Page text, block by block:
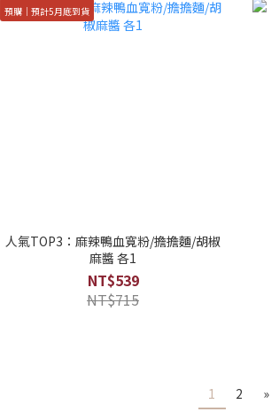
預購｜預計5月底到貨
人氣TOP3：麻辣鴨血寬粉/擔擔麵/胡椒
麻醬 各1
NT$539
NT$715
1 2 »